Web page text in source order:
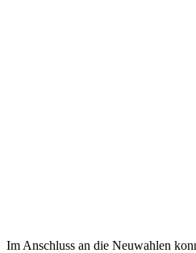
Im Anschluss an die Neuwahlen